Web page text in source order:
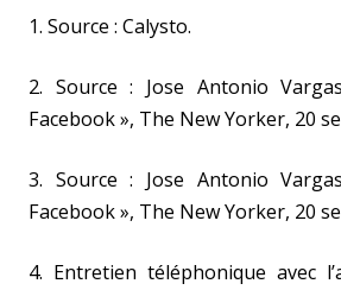
1. Source : Calysto.
2. Source : Jose Antonio
Facebook », The New Yorker, 20
3. Source : Jose Antonio
Facebook », The New Yorker, 20
4. Entretien téléphonique avec